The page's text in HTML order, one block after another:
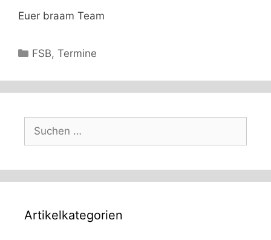
Euer braam Team
Kategorien
FSB,Termine
nach:
Artikelkategorien